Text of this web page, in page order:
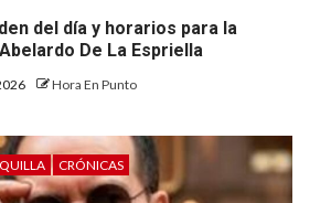
del día y horarios para la
De La Espriella
Hora En Punto
CRÓNICAS